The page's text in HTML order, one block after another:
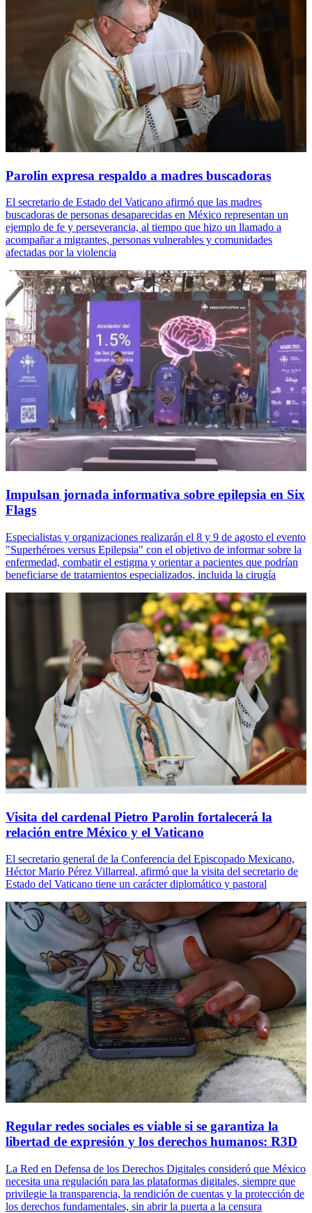
Parolin expresa respaldo a madres buscadoras
El secretario de Estado del Vaticano afirmó que las madres
buscadoras de personas desaparecidas en México representan un
ejemplo de fe y perseverancia, al tiempo que hizo un llamado a
acompañar a migrantes, personas vulnerables y comunidades
afectadas por la violencia
Impulsan jornada informativa sobre epilepsia en Six
Flags
Especialistas y organizaciones realizarán el 8 y 9 de agosto el evento
"Superhéroes versus Epilepsia" con el objetivo de informar sobre la
enfermedad, combatir el estigma y orientar a pacientes que podrían
beneficiarse de tratamientos especializados, incluida la cirugía
Visita del cardenal Pietro Parolin fortalecerá la
relación entre México y el Vaticano
El secretario general de la Conferencia del Episcopado Mexicano,
Héctor Mario Pérez Villarreal, afirmó que la visita del secretario de
Estado del Vaticano tiene un carácter diplomático y pastoral
Regular redes sociales es viable si se garantiza la
libertad de expresión y los derechos humanos: R3D
La Red en Defensa de los Derechos Digitales consideró que México
necesita una regulación para las plataformas digitales, siempre que
privilegie la transparencia, la rendición de cuentas y la protección de
los derechos fundamentales, sin abrir la puerta a la censura